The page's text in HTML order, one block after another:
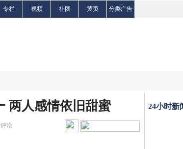
专栏 视频 社团 黄页 分类广告
两人感情依旧甜蜜
论
24小时新